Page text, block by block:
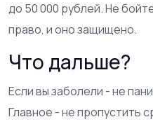
до 50 000 рублей. Не
право, и оно защищено.
Что дальше?
Если вы заболели - не
Главное - не пропустить